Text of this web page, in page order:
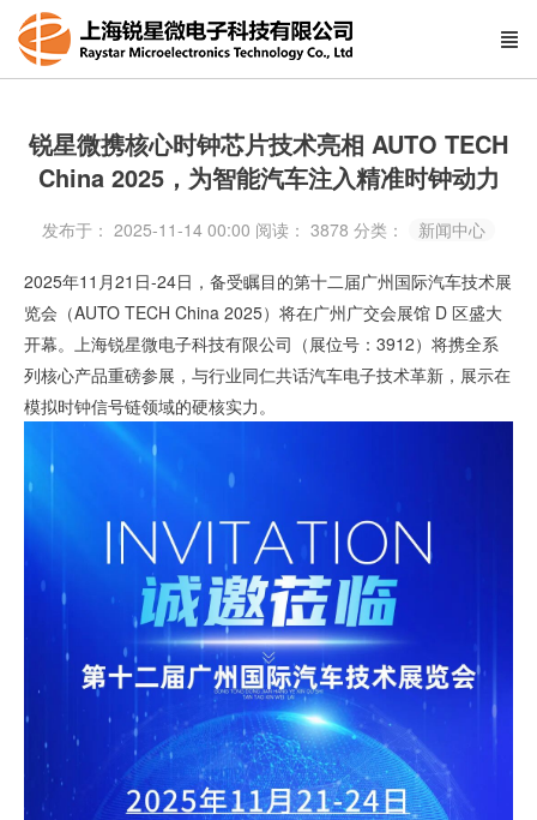
锐星微携核心时钟芯片技术亮相 AUTO TECH
China 2025，为智能汽车注入精准时钟动力
发布于： 2025-11-14 00:00 阅读： 3878 分类： 新闻中心
2025年11月21日-24日，备受瞩目的第十二届广州国际汽车技术展
览会 （AUTO TECH China 2025）将在广州广交会展馆 D 区盛大
开幕。 上海锐星微电子科技有限公司（展位号：3912） 将携全系
列核心产品重磅参展，与行业同仁共话汽车电子技术革新，展示在
模拟时钟信号链领域的硬核实力。